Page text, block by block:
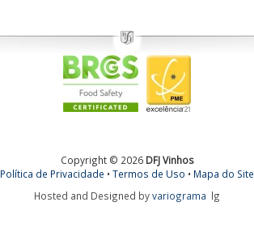
Copyright © 2026 DFJ Vinhos
Política de Privacidade •Termos de Uso • Mapa do Site
Hosted and Designed byvariograma lg